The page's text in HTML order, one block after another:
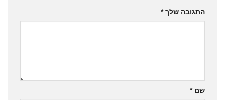
התגובה שלך*
שם*